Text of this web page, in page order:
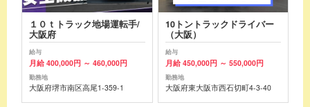
１０ｔトラック地場運転手/
大阪府
給与
月給 400,000円 ～ 460,000円
勤務地
大阪府堺市南区高尾1-359-1
10トントラックドライバー
（大阪）
給与
月給 450,000円 ～ 550,000円
勤務地
大阪府東大阪市西石切町4-3-40